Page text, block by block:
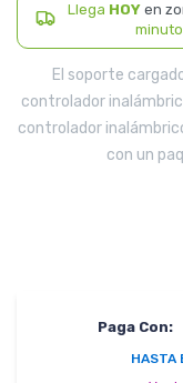
Llega HOY en
El soporte
controlador
controlador
con un
Paga Con:
HASTA